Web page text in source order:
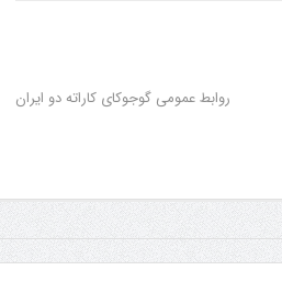
روابط عمومی گوجوکای کاراته دو ایران